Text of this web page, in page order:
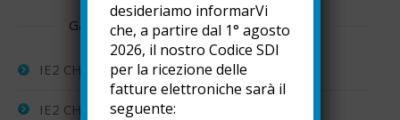
Gamma motori asincroni trifase IE2 / IE3
IE2 CHT-A Motori elettrici 2 poli
IE2 CHT-A Motori elettrici 4 poli
desideriamo informarVi
che, a partire dal 1° agosto
2026, il nostro Codice SDI
per la ricezione delle
fatture elettroniche sarà il
seguente: